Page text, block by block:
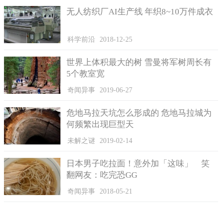
养，由寄生转为共生，有得住又有得吃。这是目前世上唯一已知
完全取代宿主器官的寄生方式。
无人纺织厂AI生产线 年织8~10万件成衣
科学前沿 2018-12-25
世界上体积最大的树 雪曼将军树周长有
5个教室宽
奇闻异事 2019-06-27
危地马拉天坑怎么形成的 危地马拉城为
何频繁出现巨型天
未解之谜 2019-02-14
日本男子吃拉面！意外加「这味」 笑
翻网友：吃完恐GG
奇闻异事 2018-05-21